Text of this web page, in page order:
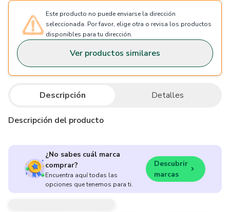
Este producto no puede enviarse la dirección
seleccionada. Por favor, elige otra o revisa los productos
disponibles para tu dirección.
Ver productos similares
Descripción Detalles
Descripción del producto
¿No sabes cuál marca
comprar?
Encuentra aquí todas las
opciones que tenemos para ti.
Descubrir
marcas